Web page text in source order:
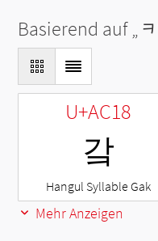
Basierend auf „ᆿ
U+AC18
갘
Hangul Syllable Gak
Mehr Anzeigen